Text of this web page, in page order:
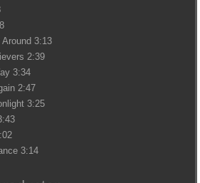
3:13
2:39
3:34
2:47
3:25
3:14